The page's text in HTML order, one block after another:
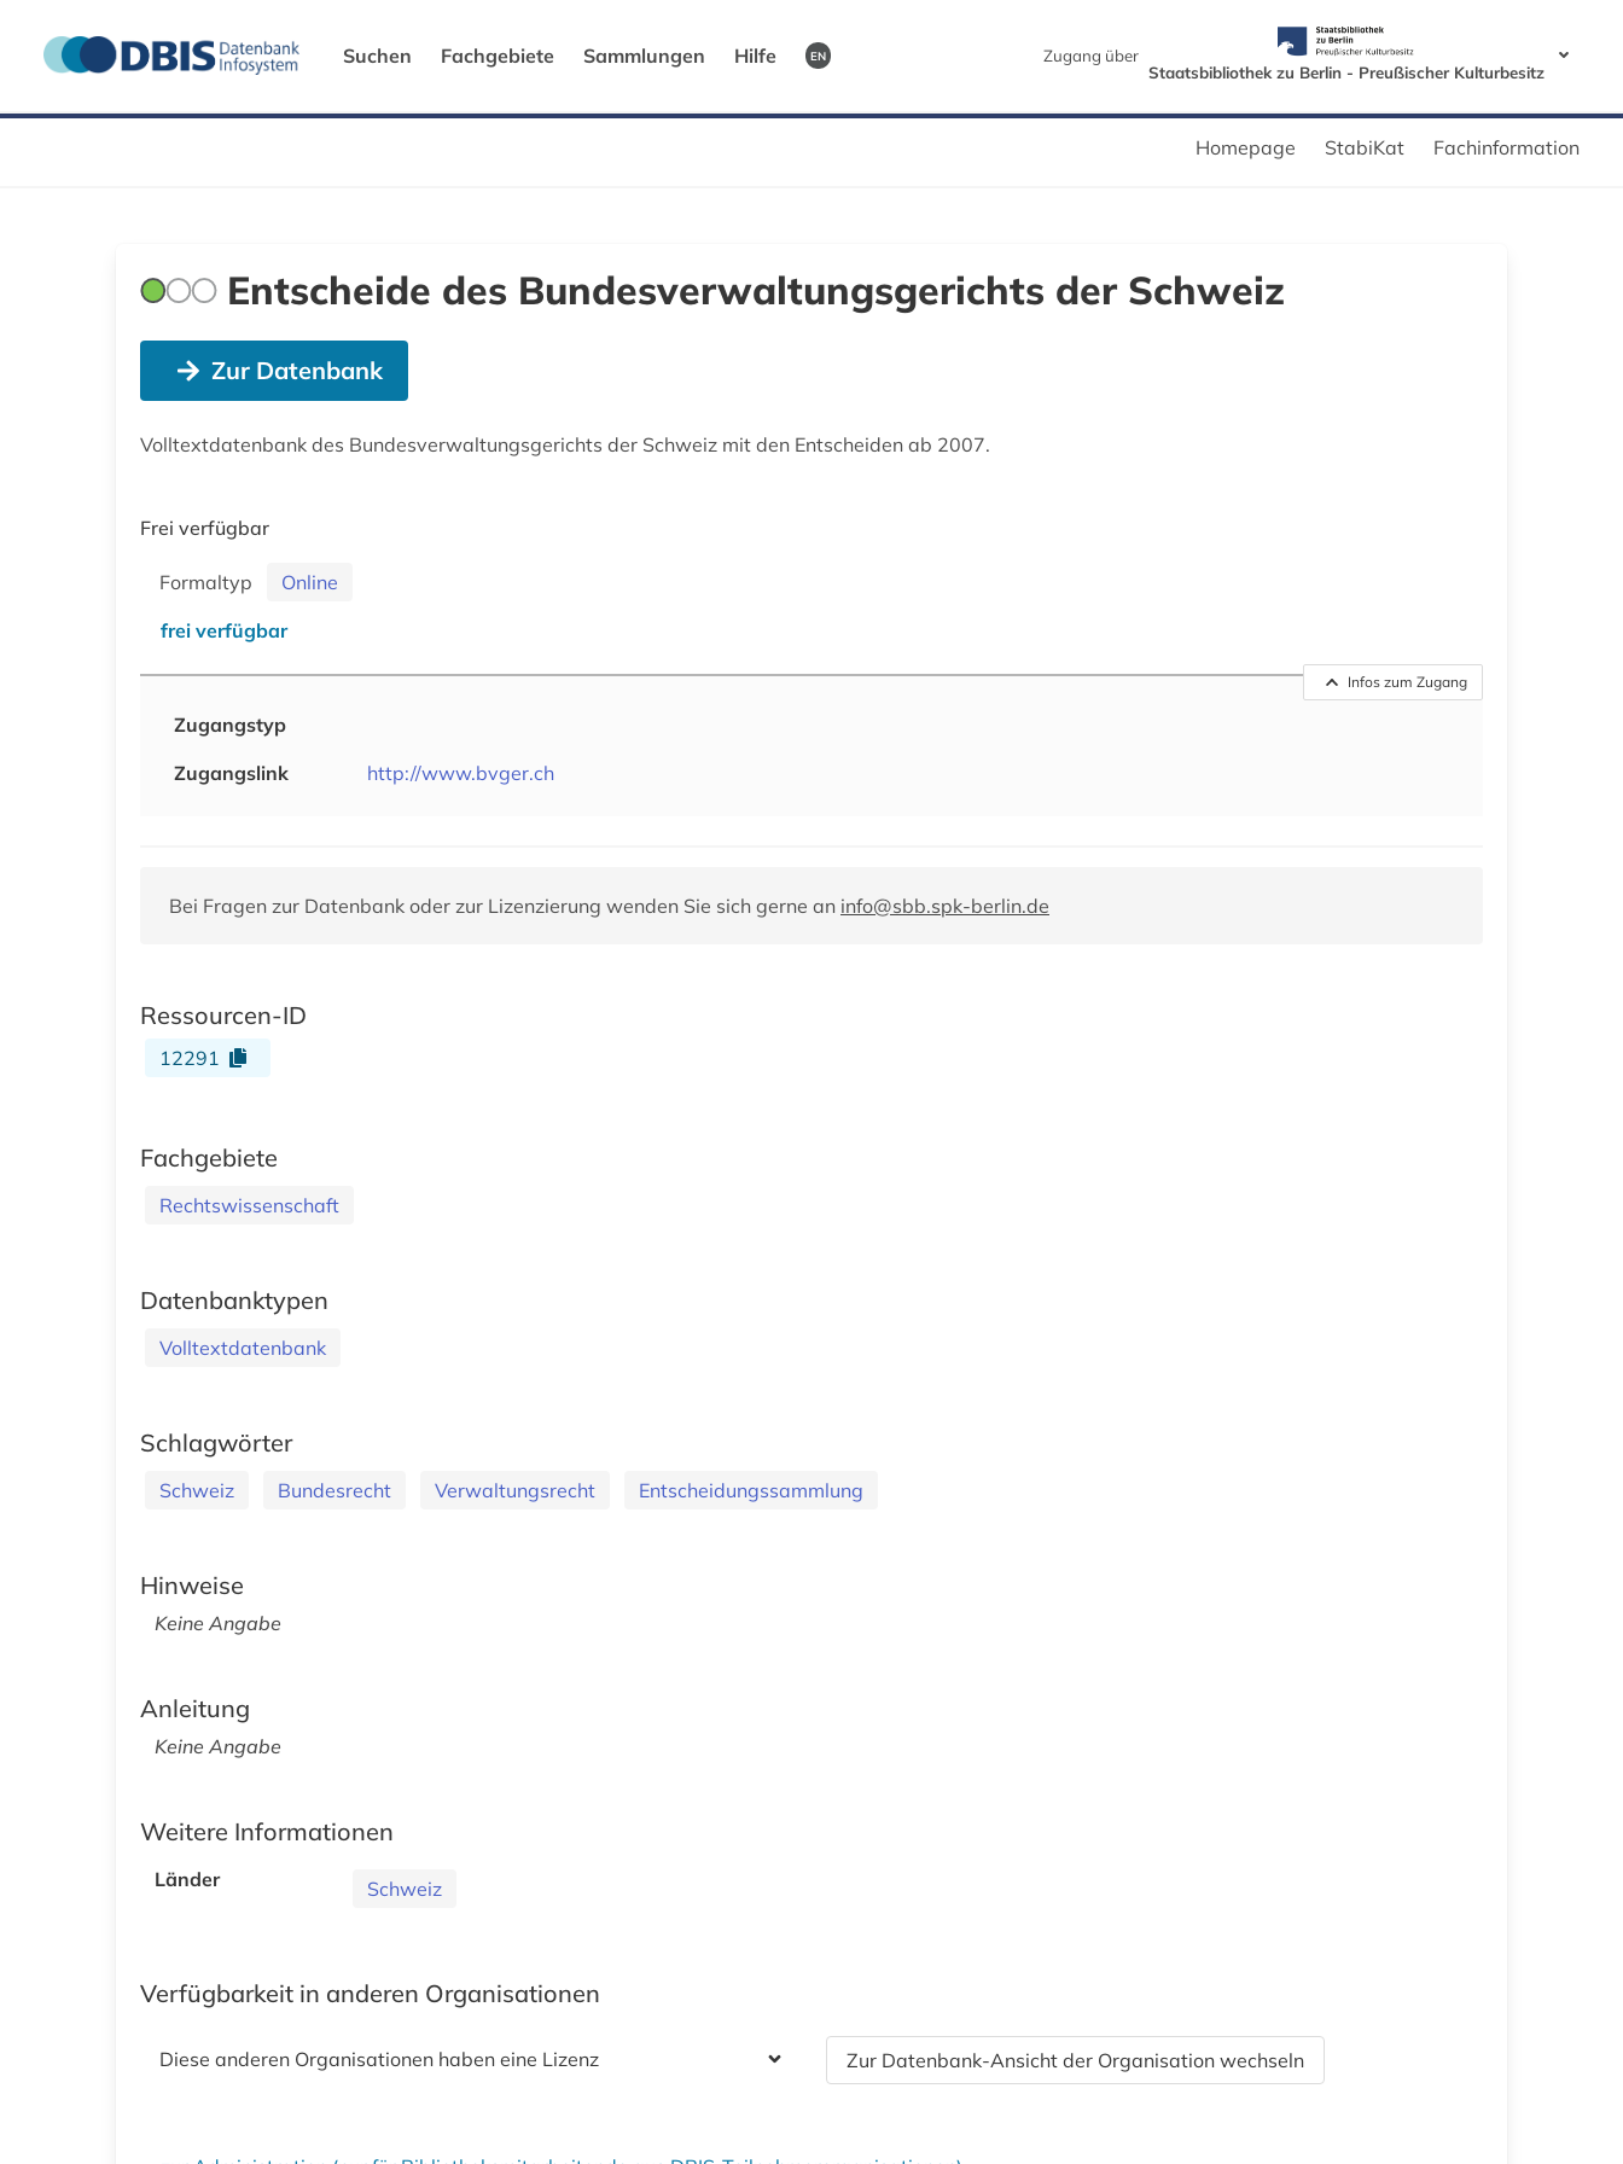
Suchen Fachgebiete Sammlungen Hilfe EN
Zugang über
Staatsbibliothek zu Berlin - Preußischer Kulturbesitz
Homepage StabiKat Fachinformation
Entscheide des Bundesverwaltungsgerichts der Schweiz
Zur Datenbank
Volltextdatenbank des Bundesverwaltungsgerichts der Schweiz mit den Entscheiden ab 2007.
Frei verfügbar
Formaltyp
Online
frei verfügbar
Infos zum Zugang
Zugangstyp
Zugangslink
http://www.bvger.ch
Bei Fragen zur Datenbank oder zur Lizenzierung wenden Sie sich gerne an info@sbb.spk-berlin.de
Ressourcen-ID
12291
Fachgebiete
Rechtswissenschaft
Datenbanktypen
Volltextdatenbank
Schlagwörter
Schweiz Bundesrecht Verwaltungsrecht Entscheidungssammlung
Hinweise
Keine Angabe
Anleitung
Keine Angabe
Weitere Informationen
Länder Schweiz
Verfügbarkeit in anderen Organisationen
Diese anderen Organisationen haben eine Lizenz Zur Datenbank-Ansicht der Organisation wechseln